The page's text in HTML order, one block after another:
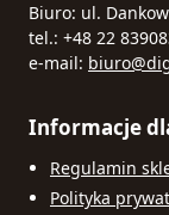
Biuro: ul.
tel.: +48 22
e-mail:
Informacje
Regulamin
Polityka